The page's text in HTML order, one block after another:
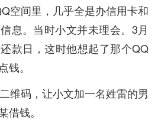
空间里，几乎全是办信用卡和
息。当时小文并未理会。3月
款日，这时他想起了那个QQ
。
维码，让小文加一名姓雷的男
借钱。